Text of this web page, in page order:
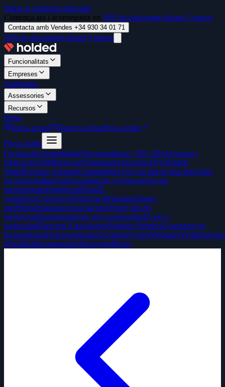
Saltar al contingut principal
Comença ara i aconsegueix un 50% de descompte durant 3 mesos
Contacta amb Vendes +34 930 34 01 71
50% de descompte durant 3 mesos
Funcionalitats
Empreses
Autònoms
Assessories
Recursos
Preus
Inicia sessió
Reserva demoProva gratis
Prova gratis
FacturacióComptabilitatTresoreriaEquip / RR. HH.Inventari i
fabricacióCRMProjectesNòminesIntegracionsTPVHolded
WalletEscàner il·limitatComptabilitat IAConciliació bancàriaTotes
les funcionalitatsAgènciesInternet i SoftwareServeis
professionalsDistribucióRetailE-
commerceConstruccióFabricacióHostaleriaStart-
upsPimesDespatxosAssociacionsVeure tots els
sectorsAutònomsSolucions per a assessoriesIA per a
assessoriesDirectori d'assessoriesSolution PartnersGenerador de
facturesEinesDesenvolupadorsAcademyGuiesWebinarsVerifactu
d'èxitHolded magazineObservatoriPreus